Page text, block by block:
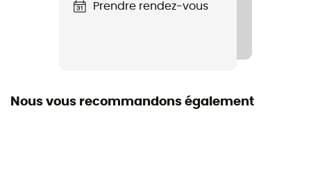
Isolation
Prendre rendez-vous
Nous vous recommandons également